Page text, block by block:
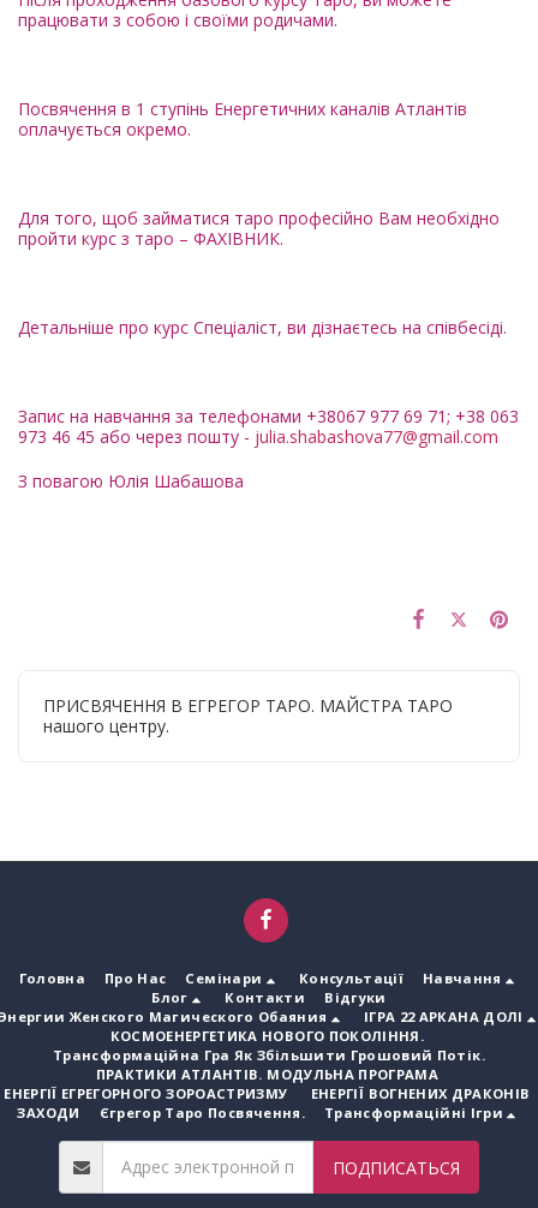
працювати з собою і своїми родичами.
Посвячення в 1 ступінь Енергетичних каналів Атлантів
оплачується окремо.
Для того, щоб займатися таро професійно Вам необхідно
пройти курс з таро – ФАХІВНИК.
Детальніше про курс Спеціаліст, ви дізнаєтесь на співбесіді.
Запис на навчання за телефонами +38067 977 69 71; +38 063
973 46 45 або через пошту - julia.shabashova77@gmail.com
З повагою Юлія Шабашова
ПРИСВЯЧЕННЯ В ЕГРЕГОР ТАРО. МАЙСТРА ТАРО
нашого центру.
Головна Про Нас Семінари Консультації
Навчання
Блог
Контакти
Відгуки
Женского Магического Обаяния
ІГРА 22 АРКАНА ДОЛІ
КОСМОЕНЕРГЕТИКА НОВОГО ПОКОЛІННЯ.
Трансформаційна Гра Як Збільшити Грошовий Потік.
ПРАКТИКИ АТЛАНТІВ. МОДУЛЬНА ПРОГРАМА
ЕНЕРГІЇ ЕГРЕГОРНОГО ЗОРОАСТРИЗМУ
ЕНЕРГІЇ ВОГНЕНИХ ДРАКОНІВ
ЗАХОДИ
Єгрегор Таро Посвячення. Трансформаційні Ігри
ПОДПИСАТЬСЯ